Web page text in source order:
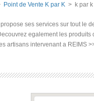
Point de Vente K par K > k par k
ses services sur tout le
egalement les produits
artisans intervenant a REIMS